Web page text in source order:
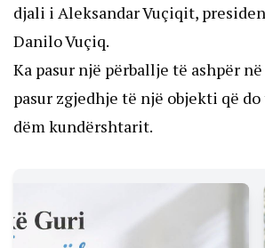
djali i Aleksandar Vuçiqit,
Danilo Vuçiq.
Ka pasur një përballje të ashpër
pasur zgjedhje të një objekti që
dëm kundërshtarit.